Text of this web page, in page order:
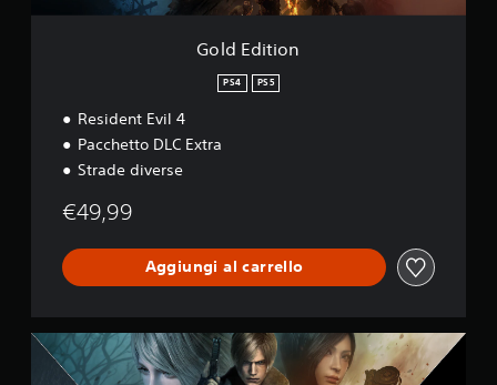
i
Gold Edition
PS4 PS5
Resident Evil 4
Pacchetto DLC Extra
Strade diverse
€49,99
Aggiungi al carrello
R